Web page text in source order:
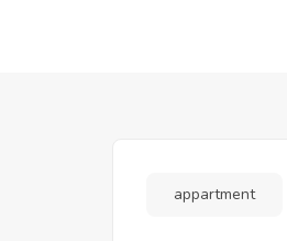
appartment